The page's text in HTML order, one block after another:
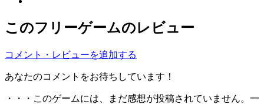
このフリーゲームのレビュー
コメント・レビューを追加する
あなたのコメントをお待ちしています！
・・・このゲームには、まだ感想が投稿されていません。一